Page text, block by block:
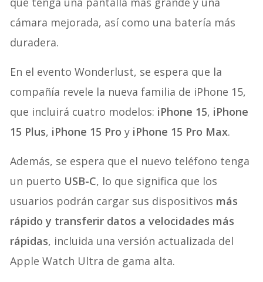
cámara mejorada, así como una batería más
duradera.
En el evento Wonderlust, se espera que la
compañía revele la nueva familia de iPhone 15,
que incluirá cuatro modelos: iPhone 15, iPhone
15 Plus, iPhone 15 Pro y iPhone 15 Pro Max.
Además, se espera que el nuevo teléfono tenga
un puerto USB-C, lo que significa que los
usuarios podrán cargar sus dispositivos más
rápido y transferir datos a velocidades más
rápidas, incluida una versión actualizada del
Apple Watch Ultra de gama alta.